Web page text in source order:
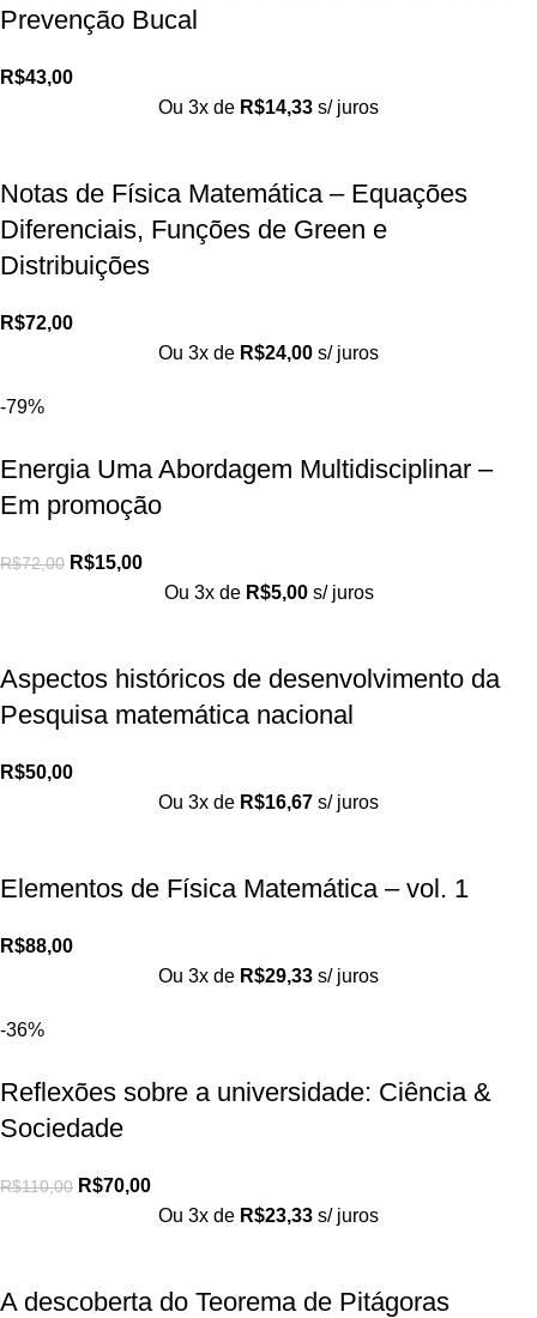
Prevenção Bucal
R$43,00
Ou 3x de R$14,33 s/ juros
Notas de Física Matemática – Equações
Diferenciais, Funções de Green e
Distribuições
R$72,00
Ou 3x de R$24,00 s/ juros
-79%
Energia Uma Abordagem Multidisciplinar –
Em promoção
R$72,00 R$15,00
Ou 3x de R$5,00 s/ juros
Aspectos históricos de desenvolvimento da
Pesquisa matemática nacional
R$50,00
Ou 3x de R$16,67 s/ juros
Elementos de Física Matemática – vol. 1
R$88,00
Ou 3x de R$29,33 s/ juros
-36%
Reflexões sobre a universidade: Ciência &
Sociedade
R$110,00 R$70,00
Ou 3x de R$23,33 s/ juros
A descoberta do Teorema de Pitágoras